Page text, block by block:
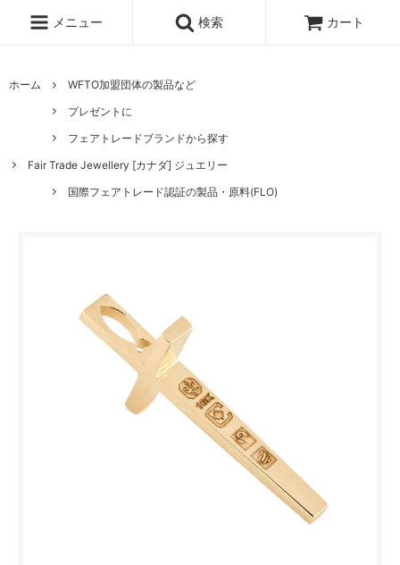
メニュー 検索 カート
ホーム
WFTO加盟団体の製品など
プレゼントに
フェアトレードブランドから探す
Fair Trade Jewellery [カナダ] ジュエリー
国際フェアトレード認証の製品・原料(FLO)